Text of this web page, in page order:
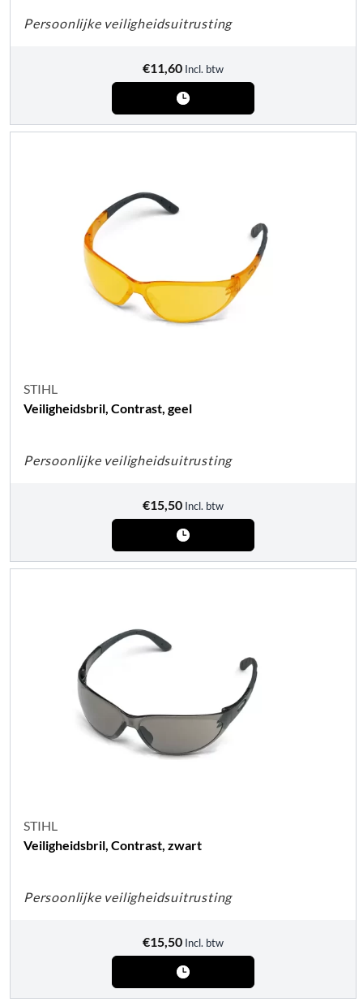
Persoonlijke veiligheidsuitrusting
€11,60 Incl. btw
STIHL
Veiligheidsbril, Contrast, geel
Persoonlijke veiligheidsuitrusting
€15,50 Incl. btw
STIHL
Veiligheidsbril, Contrast, zwart
Persoonlijke veiligheidsuitrusting
€15,50 Incl. btw